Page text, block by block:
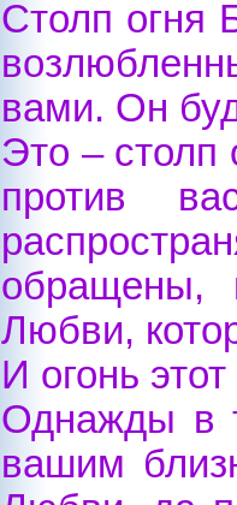
Столп огня
вами. Он
Это – столп
против
обращены,
Любви,
И огонь
Однажды в
вашим